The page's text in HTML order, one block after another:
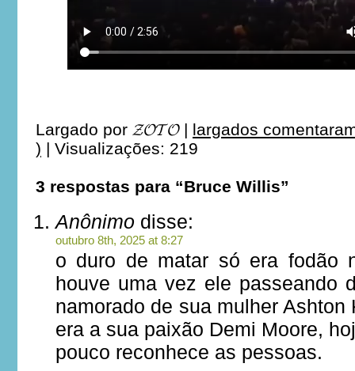
Largado por 𝓩𝓞𝓣𝓞| largados
) | Visualizações: 219
3 respostas para “Bruce Willis”
Anônimo disse:
outubro 8th, 2025 at 8:27
o duro de matar só era fodão
houve uma vez ele passeando
namorado de sua mulher Ashton
era a sua paixão Demi Moore,
pouco reconhece as pessoas.